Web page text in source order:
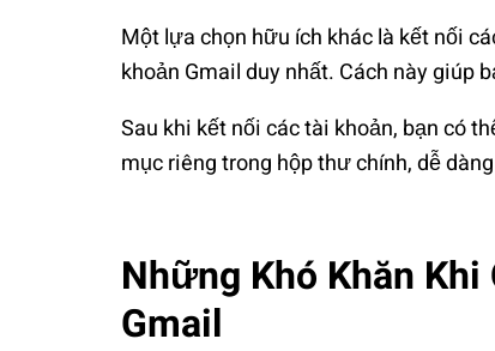
Một lựa chọn hữu ích khác là kết nối
khoản Gmail duy nhất. Cách này giúp
Sau khi kết nối các tài khoản, bạn có
mục riêng trong hộp thư chính, dễ
Những Khó Khăn
Gmail